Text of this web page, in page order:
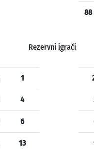
88
Rezervni igrači
1
4
6
13